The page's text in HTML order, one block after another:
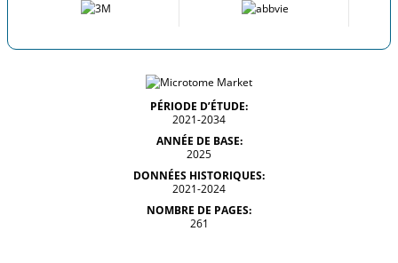
PÉRIODE D’ÉTUDE:
2021-2034
ANNÉE DE BASE:
2025
DONNÉES HISTORIQUES:
2021-2024
NOMBRE DE PAGES:
261